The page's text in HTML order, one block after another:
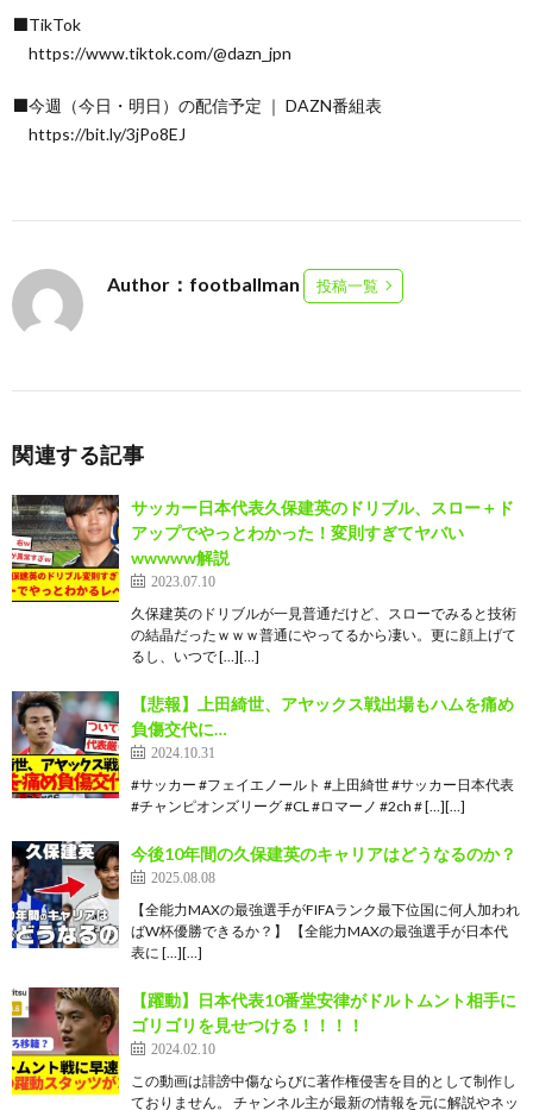
⬛TikTok
https://www.tiktok.com/@dazn_jpn
⬛今週（今日・明日）の配信予定 ｜ DAZN番組表
https://bit.ly/3jPo8EJ
Author：footballman 投稿一覧
関連する記事
サッカー日本代表久保建英のドリブル、スロー＋ド
アップでやっとわかった！変則すぎてヤバい
wwwww解説
2023.07.10
久保建英のドリブルが一見普通だけど、スローでみると技術
の結晶だったｗｗｗ普通にやってるから凄い。更に顔上げて
るし、いつで […][…]
【悲報】上田綺世、アヤックス戦出場もハムを痛め
負傷交代に…
2024.10.31
#サッカー #フェイエノールト #上田綺世 #サッカー日本代表
#チャンピオンズリーグ #CL #ロマーノ #2ch # […][…]
今後10年間の久保建英のキャリアはどうなるのか？
2025.08.08
【全能力MAXの最強選手がFIFAランク最下位国に何人加われ
ばW杯優勝できるか？】 【全能力MAXの最強選手が日本代
表に […][…]
【躍動】日本代表10番堂安律がドルトムント相手に
ゴリゴリを見せつける！！！！
2024.02.10
この動画は誹謗中傷ならびに著作権侵害を目的として制作し
ておりません。 チャンネル主が最新の情報を元に解説やネッ